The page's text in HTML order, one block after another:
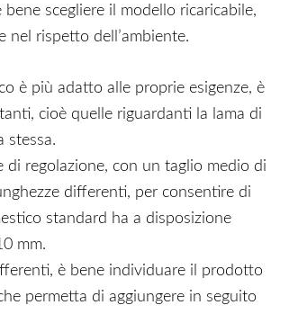
scegliere il modello ricaricabile,
nel rispetto dell’ambiente.
è più adatto alle proprie esigenze, è
cioè quelle riguardanti la lama di
stessa.
di regolazione, con un taglio medio di
differenti, per consentire di
standard ha a disposizione
mm.
è bene individuare il prodotto
permetta di aggiungere in seguito